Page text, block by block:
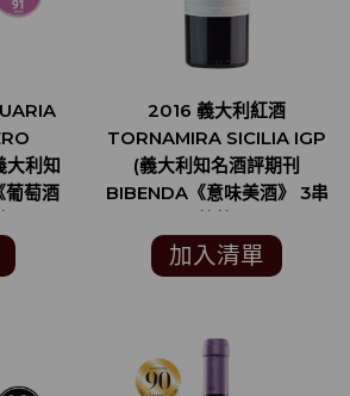
大利知
葡萄酒
2016 義大利紅酒
TORNAMIRA SICILIA IGP
(義大利知名酒評期刊
BIBENDA《意味美酒》 3串
加入清單